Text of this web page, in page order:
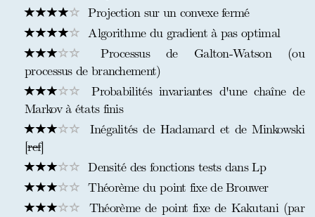
Projection sur un convexe fermé
Algorithme du gradient à pas optimal
Processus de Galton-Watson (ou
processus de branchement)
Probabilités invariantes d'une chaîne de
Markov à états finis
Inégalités de Hadamard et de Minkowski
[ref]
Densité des fonctions tests dans Lp
Théorème du point fixe de Brouwer
Théorème de point fixe de Kakutani (par